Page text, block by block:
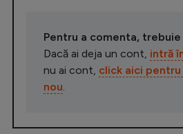
Pentru a comenta,
Dacă ai deja un cont, intră
nu ai cont, click aici
nou